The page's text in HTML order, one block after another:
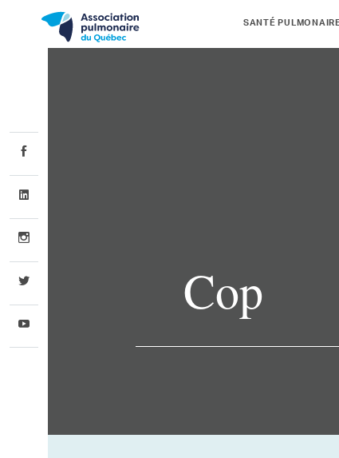
SANTÉ